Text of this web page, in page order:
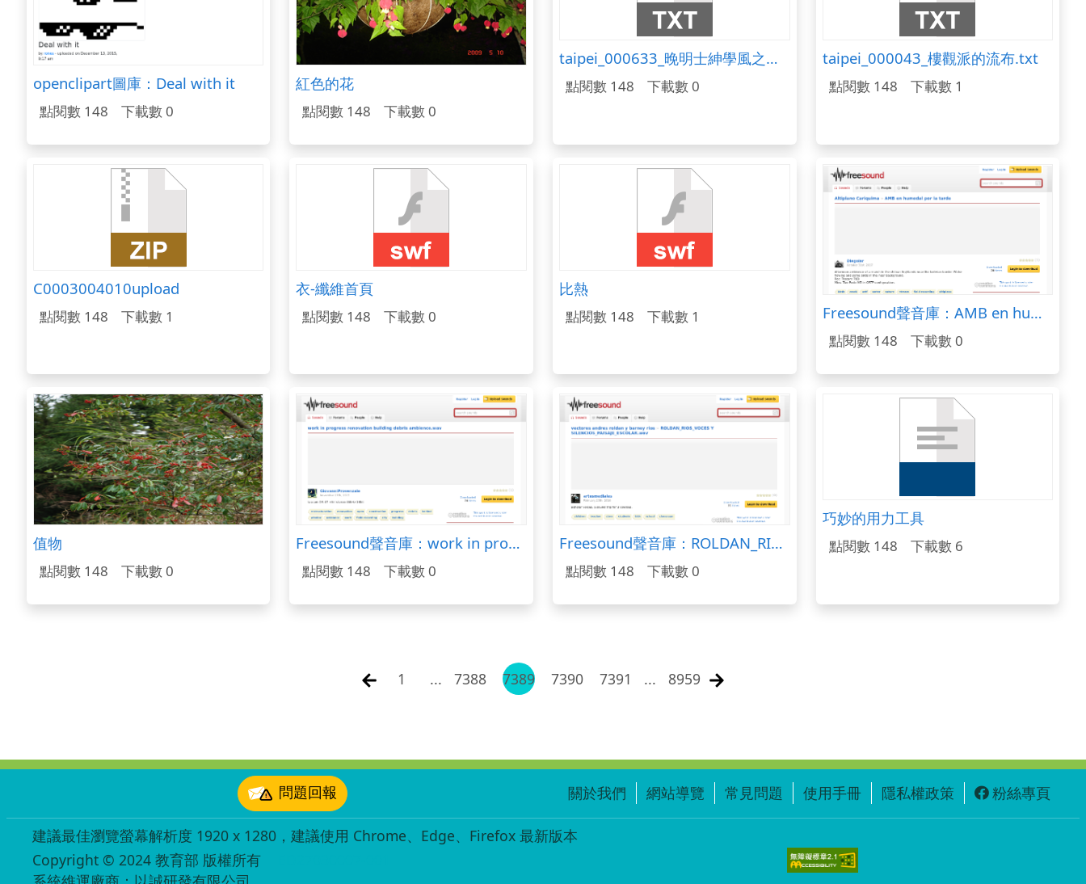
openclipart圖庫：Deal with it
點閱數 148 下載數 0
紅色的花
點閱數 148 下載數 0
taipei_000633_晚明士紳學風之變.txt
點閱數 148 下載數 0
taipei_000043_樓觀派的流布.txt
點閱數 148 下載數 1
C0003004010upload
點閱數 148 下載數 1
衣-纖維首頁
點閱數 148 下載數 0
比熱
點閱數 148 下載數 1 Freesound聲音庫：AMB en humedal por la tarde
點閱數 148 下載數 0
值物
點閱數 148 下載數 0
Freesound聲音庫：work in progress renovation building debris ambience.wav
點閱數 148 下載數 0
Freesound聲音庫：ROLDAN_RIOS_VOCES Y SILENCIOS_PAISAJE_ESCOLAR.wav
點閱數 148 下載數 0
巧妙的用力工具
點閱數 148 下載數 6
1 ... 7388 7389 7390 7391 ... 8959
問題回報 關於我們 網站導覽 常見問題 使用手冊 隱私權政策 粉絲專頁
建議最佳瀏覽螢幕解析度 1920 x 1280，建議使用 Chrome、Edge、Firefox 最新版本
Copyright © 2024 教育部 版權所有